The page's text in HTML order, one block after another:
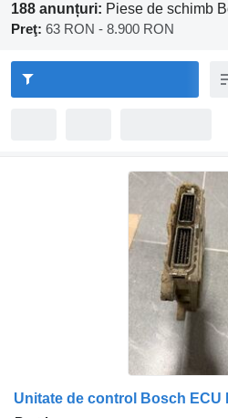
188 anunțuri: Piese de schimb
Preţ: 63 RON - 8.900 RON